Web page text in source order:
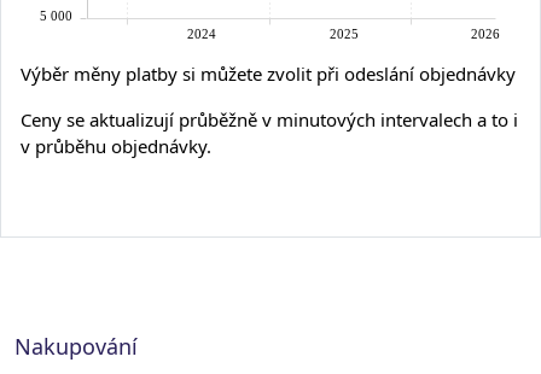
Výběr měny platby si můžete zvolit při odeslání objednávky
Ceny se aktualizují průběžně v minutových intervalech a to i
v průběhu objednávky.
Nakupování